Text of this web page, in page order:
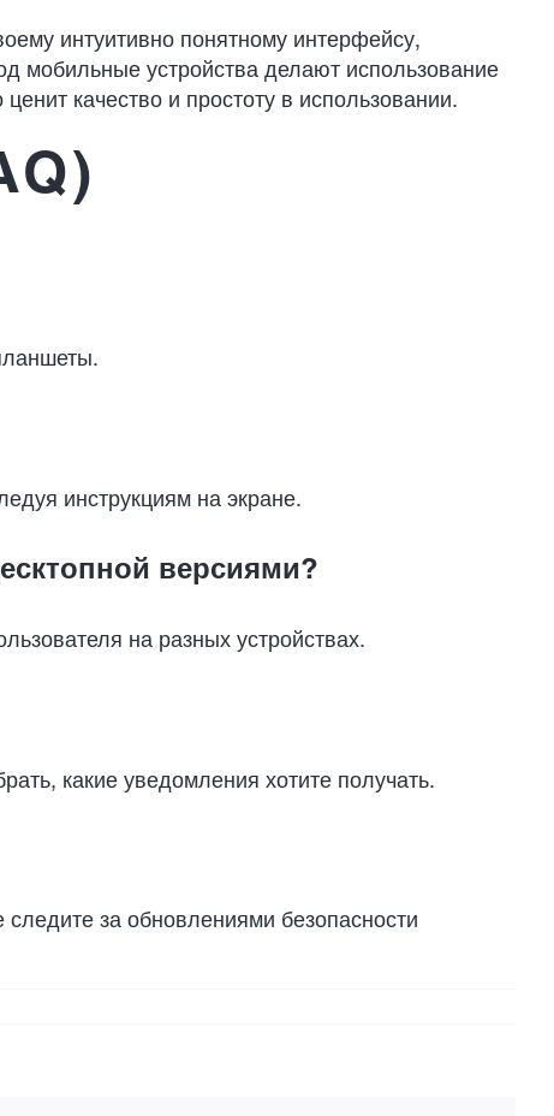
интуитивно понятному интерфейсу,
мобильные устройства делают использование
качество и простоту в использовании.
инструкциям на экране.
версиями?
на разных устройствах.
какие уведомления хотите получать.
за обновлениями безопасности